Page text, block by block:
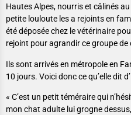
Hautes Alpes, nourris et câlinés
petite louloute les a rejoints en
été déposée chez le vétérinaire
rejoint pour agrandir ce groupe de
Ils sont arrivés en métropole en
10 jours. Voici donc ce qu’elle dit
« C’est un petit téméraire qui
mon chat adulte lui grogne